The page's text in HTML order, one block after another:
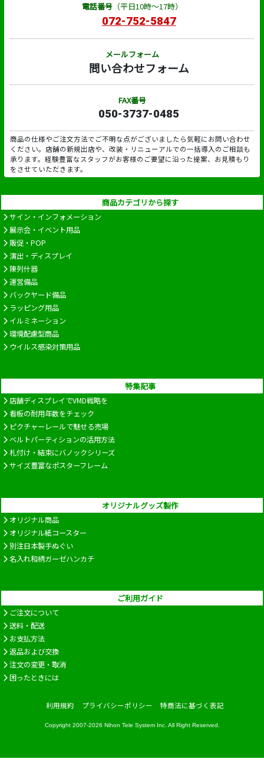
電話番号（平日10時～17時）
072-752-5847
メールフォーム
問い合わせフォーム
FAX番号
050-3737-0485
商品の仕様やご注文方法でご不明な点がございましたら気軽にお問い合わせ
ください。店舗の新規出店や、改装・リニューアルでの一括導入のご相談も
承ります。経験豊富なスタッフがお客様のご要望に沿った提案、お見積もり
をさせていただきます。
商品カテゴリから探す
サイン・インフォメーション
展示会・イベント用品
販促・POP
演出・ディスプレイ
陳列什器
運営備品
バックヤード備品
ラッピング用品
イルミネーション
環境配慮型商品
ウイルス感染対策用品
特集記事
店舗ディスプレイでVMD戦略を
看板の耐用年数をチェック
ピクチャーレールで魅せる売場
ベルトパーティションの活用方法
札付け・結束にバノックシリーズ
サイズ豊富なポスターフレーム
オリジナルグッズ製作
オリジナル商品
オリジナル紙コースター
別注日本製手ぬぐい
名入れ和柄ガーゼハンカチ
ご利用ガイド
ご注文について
送料・配送
お支払方法
返品および交換
注文の変更・取消
困ったときには
利用規約 プライバシーポリシー 特商法に基づく表記
Copyright 2007-2026 Nihon Tele System Inc. All Right Reserved.